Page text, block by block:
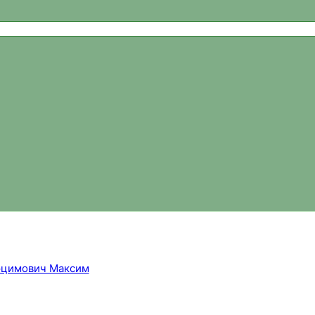
новости спортивного ориентирования, официальный
Максим